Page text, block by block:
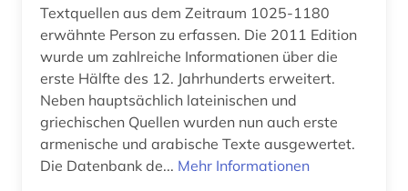
bürgerliches wappen (1)
bürgerrechtsbewegung (1)
care (1)
cd-rom (20)
chemie (8)
Textquellen aus dem Zeitraum 1025-1180
erwähnte Person zu erfassen. Die 2011 Edition
wurde um zahlreiche Informationen über die
erste Hälfte des 12. Jahrhunderts erweitert.
Neben hauptsächlich lateinischen und
griechischen Quellen wurden nun auch erste
armenische und arabische Texte ausgewertet.
Die Datenbank de... Mehr Informationen